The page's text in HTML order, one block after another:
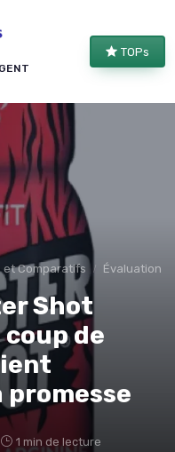
TOPs
et Comparatifs Évaluations
Shot
de
1 min de lecture